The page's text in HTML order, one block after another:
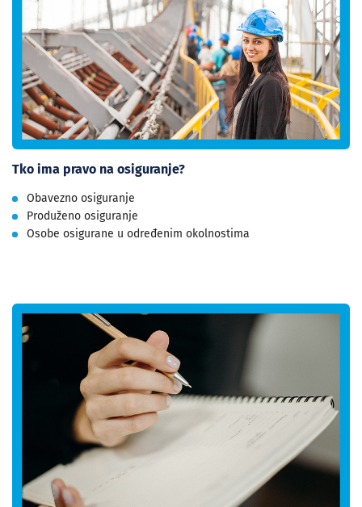
Tko ima pravo na osiguranje?
Obavezno osiguranje
Produženo osiguranje
Osobe osigurane u određenim okolnostima